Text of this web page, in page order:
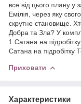
все від цього плану у
Емілія, через яку
скрутне становище.
Добра та Зла? У
1 Сатана на
Сатана на підробітку
Приховати
Характеристики